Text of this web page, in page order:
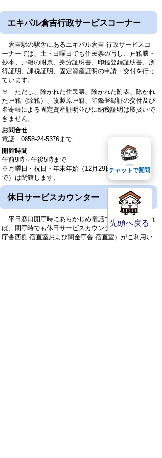
エキパル倉吉行政サービスコーナー
倉吉駅の駅舎にあるエキパル倉吉 行政サービスコ
ーナーでは、土・日曜日でも住民票の写し、戸籍謄・
抄本、戸籍の附票、身分証明書、印鑑登録証明書、所
得証明、課税証明、固定資産証明の申請・交付を行っ
ています。
※ ただし、除かれた住民票、除かれた附表、除かれ
た戸籍（除籍）、改製原戸籍、印鑑登録証の交付及び
名寄帳による固定資産証明並びに納税証明は取扱いで
きません。
お問合せ
電話 0858-24-5376まで
開館時間
午前9時～午後5時まで
※月曜日・祝日・年末年始（12月29日～1月3日ま
で）は閉館します。
休日サービスカウンター
平日窓口開庁時にあらかじめ電話で予約いただけれ
ば、閉庁時でも休日サービスカウンター（市役所第2
庁舎西側 宿直室および関金庁舎 宿直室）がご利用い
先頭へ戻る
チャットで質問